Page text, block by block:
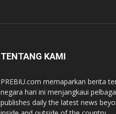
TENTANG KAMI
PREBIU.com memaparkan berita
negara hari ini menjangkaui
publishes daily the latest news